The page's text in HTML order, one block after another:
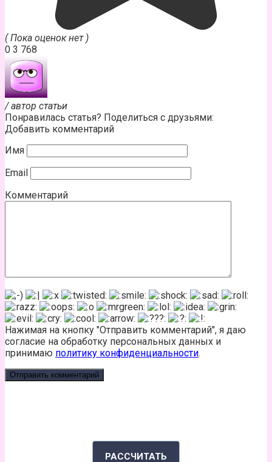
( Пока оценок нет )
0 3 768
/ автор статьи
Понравилась статья? Поделиться с друзьями:
Добавить комментарий
Имя
Email
Комментарий
Нажимая на кнопку "Отправить комментарий", я даю
согласие на обработку персональных данных и
принимаю политику конфиденциальности.
РАССЧИТАТЬ